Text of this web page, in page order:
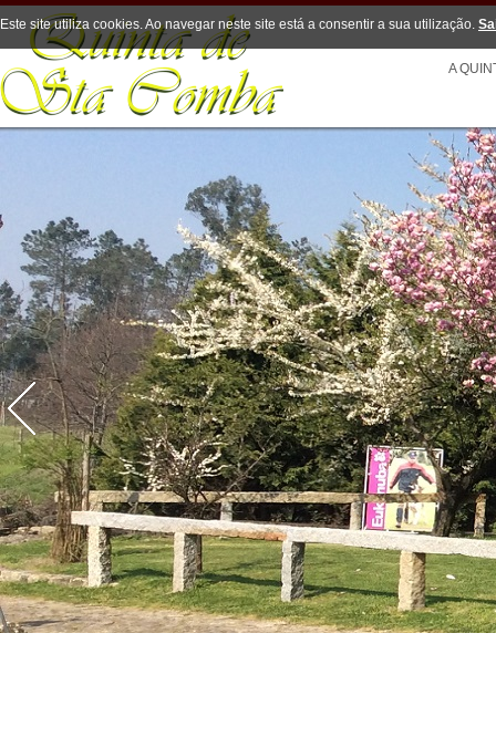
A
Este site utiliza cookies. Ao navegar neste site está a consentir a sua utilização.